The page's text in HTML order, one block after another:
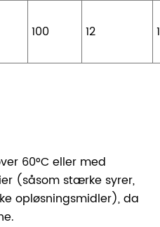
100 12
60°C eller med
(såsom stærke syrer,
opløsningsmidler), da